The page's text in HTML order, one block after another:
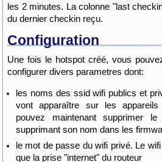
les 2 minutes. La colonne "last
du dernier checkin reçu.
Configuration
Une fois le hotspot créé, vous
configurer divers parametres dont:
les noms des ssid wifi publics et
vont apparaître sur les
pouvez maintenant supprimer
supprimant son nom dans les
le mot de passe du wifi privé. Le
que la prise "internet" du routeur